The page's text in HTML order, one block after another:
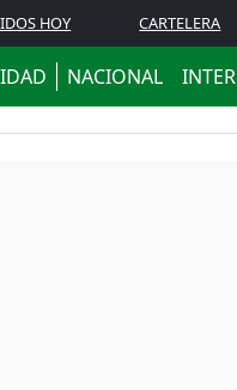
HOY CARTELERA
NACIONAL